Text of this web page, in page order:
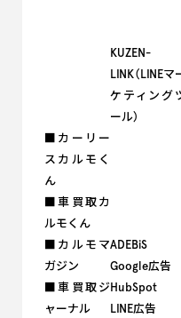
■カーリー
スカルモく
ん
■車買取カ
ルモくん
■カルモマ
ガジン
■車買取ジ
ャーナル
KUZEN-
LINK（LINEマ
ケティング
ール）
ADEBiS
Google広告
HubSpot
LINE広告